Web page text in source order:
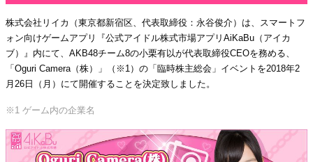
株式会社リイカ（東京都新宿区、代表取締役：永谷俊介）は、スマートフ
ォン向けゲームアプリ『公式アイドル株式市場アプリAiKaBu（アイカ
ブ）』内にて、AKB48チーム8の小栗有以が代表取締役CEOを務める、
「Oguri Camera（株）」（※1）の「臨時株主総会」イベントを2018年2
月26日（月）にて開催することを決定致しました。
※1 ゲーム内の企業名